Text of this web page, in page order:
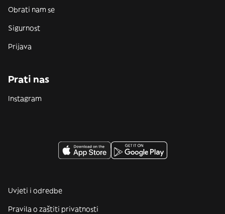
Obrati nam se
Sigurnost
Prijava
Prati nas
Instagram
Uvjeti i odredbe
Pravila o zaštiti privatnosti